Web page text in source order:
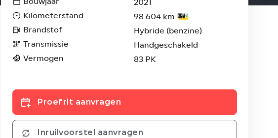
Kilometerstand
98.604 km
Brandstof
Hybride (benzine)
Transmissie
Handgeschakeld
Vermogen
83 PK
Proefrit aanvragen
Inruilvoorstel aanvragen